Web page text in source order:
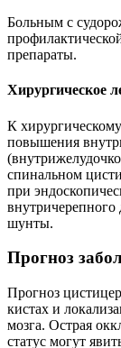
Больным с
препараты.
Хирургическое
К
повышения
спинальном
при
шунты.
Прогноз
Прогноз
кистах и
мозга. Острая
статус могут